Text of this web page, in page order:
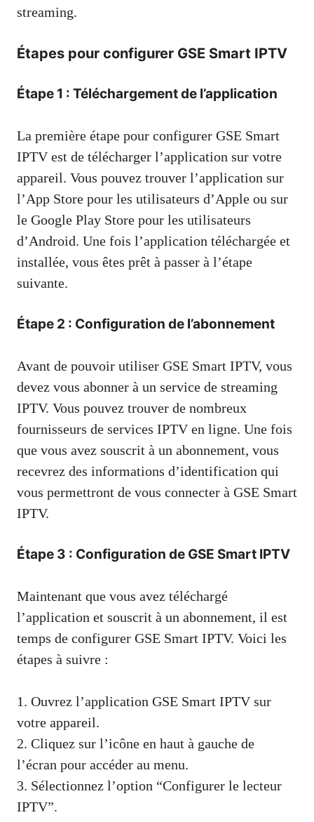
streaming.
Étapes pour configurer GSE Smart IPTV
Étape 1 : Téléchargement de l’application
La première étape pour configurer GSE Smart
IPTV est de télécharger l’application sur votre
appareil. Vous pouvez trouver l’application sur
l’App Store pour les utilisateurs d’Apple ou sur
le Google Play Store pour les utilisateurs
d’Android. Une fois l’application téléchargée et
installée, vous êtes prêt à passer à l’étape
suivante.
Étape 2 : Configuration de l’abonnement
Avant de pouvoir utiliser GSE Smart IPTV, vous
devez vous abonner à un service de streaming
IPTV. Vous pouvez trouver de nombreux
fournisseurs de services IPTV en ligne. Une fois
que vous avez souscrit à un abonnement, vous
recevrez des informations d’identification qui
vous permettront de vous connecter à GSE Smart
IPTV.
Étape 3 : Configuration de GSE Smart IPTV
Maintenant que vous avez téléchargé
l’application et souscrit à un abonnement, il est
temps de configurer GSE Smart IPTV. Voici les
étapes à suivre :
1. Ouvrez l’application GSE Smart IPTV sur
votre appareil.
2. Cliquez sur l’icône en haut à gauche de
l’écran pour accéder au menu.
3. Sélectionnez l’option “Configurer le lecteur
IPTV”.